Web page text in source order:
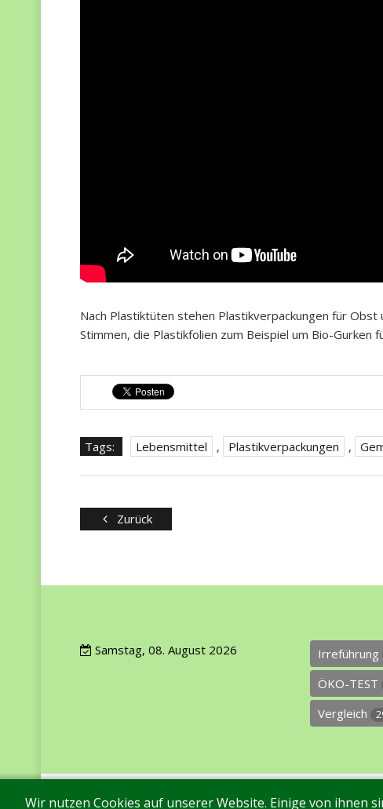
Nach Plastiktüten stehen Plastikverpackungen für
Stimmen, die Plastikfolien zum Beispiel um Bio-Gurken
Tags: Lebensmittel , Plastikverpackungen ,
Zurück
Samstag, 08. August 2026 Irreführung
ÖKO-TEST
Vergleich
Wir nutzen Cookies auf unserer Website. Einige von ihnen